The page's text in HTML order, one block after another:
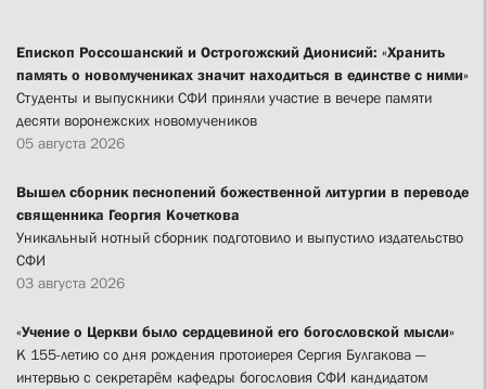
Епископ Россошанский и Острогожский Дионисий: «Хранить
память о новомучениках значит находиться в единстве с ними»
Студенты и выпускники СФИ приняли участие в вечере памяти
десяти воронежских новомучеников
05 августа 2026
Вышел сборник песнопений божественной литургии в переводе
священника Георгия Кочеткова
Уникальный нотный сборник подготовило и выпустило издательство
СФИ
03 августа 2026
«Учение о Церкви было сердцевиной его богословской мысли»
К 155-летию со дня рождения протоиерея Сергия Булгакова —
интервью с секретарём кафедры богословия СФИ кандидатом